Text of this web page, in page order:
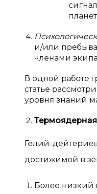
и/или
членами
В одной работе
статье
уровня знаний
Гелий-
достижимой в
Более низкий